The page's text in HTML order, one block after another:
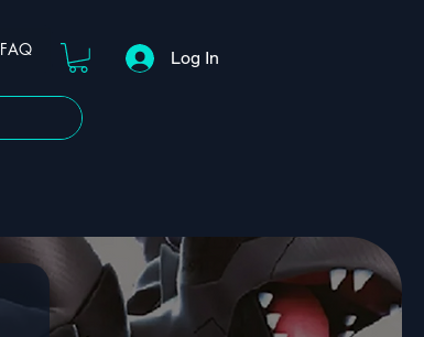
Log In
FAQ